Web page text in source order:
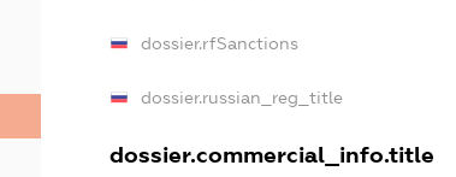
dossier.rfSanctions
dossier.russian_reg_title
dossier.commercial_info.title